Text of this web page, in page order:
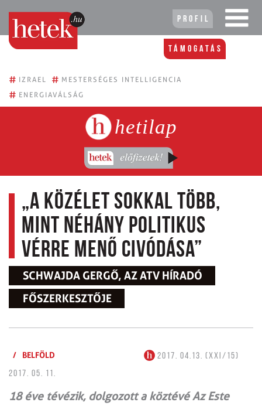
Profil
Támogatás
# IZRAEL # MESTERSÉGES INTELLIGENCIA
# ENERGIAVÁLSÁG
hetilap
„A közélet sokkal több,
mint néhány politikus
vérre menő civódása”
SCHWAJDA GERGŐ, AZ ATV HÍRADÓ
FŐSZERKESZTŐJE
/ BELFÖLD
2017. 04.13. (XXI/15)
2017. 05. 11.
18 éve tévézik, dolgozott a köztévé Az Este